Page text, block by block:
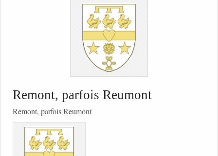
Remont, parfois Reumont
Remont, parfois Reumont